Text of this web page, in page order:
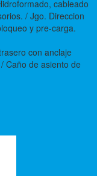
cableado
/ Jgo. Direccion
y pre-carga.
con anclaje
Caño de asiento de